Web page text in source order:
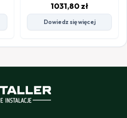
1031,80 zł
Dowiedz się więcej